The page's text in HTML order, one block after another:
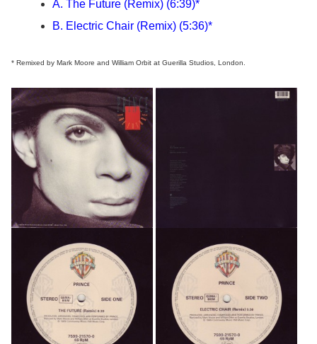
A. The Future (Remix) (6:39)*
B. Electric Chair (Remix) (5:36)*
* Remixed by Mark Moore and William Orbit at Guerilla Studios, London.